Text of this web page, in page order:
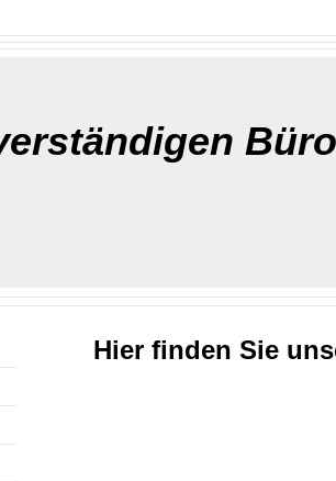
Hier finden Sie